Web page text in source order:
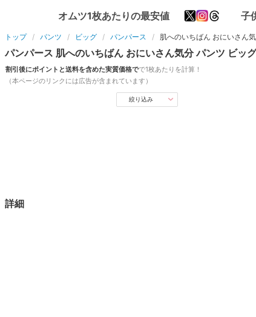
オムツ1枚あたりの最安値 子
トップ パンツ ビッグ パンパース 肌へのいちばん おにいさん
パンパース 肌へのいちばん おにいさん気分 パンツ ビッグ
割引後にポイントと送料を含めた実質価格でで1枚あたりを計算！
（本ページのリンクには広告が含まれています）
絞り込み
詳細